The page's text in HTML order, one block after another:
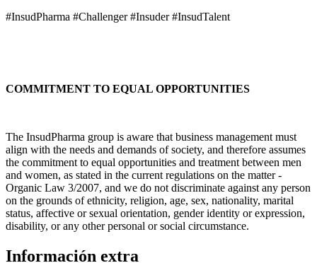
#InsudPharma #Challenger #Insuder #InsudTalent
COMMITMENT TO EQUAL OPPORTUNITIES
The InsudPharma group is aware that business management must
align with the needs and demands of society, and therefore assumes
the commitment to equal opportunities and treatment between men
and women, as stated in the current regulations on the matter -
Organic Law 3/2007, and we do not discriminate against any person
on the grounds of ethnicity, religion, age, sex, nationality, marital
status, affective or sexual orientation, gender identity or expression,
disability, or any other personal or social circumstance.
Información extra